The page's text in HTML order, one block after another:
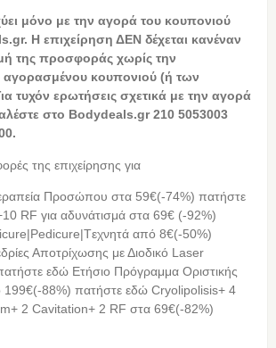
μόνο με την αγορά του κουπονιού
Η επιχείρηση ΔΕΝ δέχεται κανέναν
της προσφοράς χωρίς την
κουπονιού (ή των
τυχόν ερωτήσεις σχετικά με την αγορά
στο Bodydeals.gr 210 5053003
της επιχείρησης για
Προσώπου στα 59€(-74%) πατήστε
RF για αδυνάτισμά στα 69€ (-92%)
από 8€(-50%)
Αποτρίχωσης με Διοδικό Laser
εδώ Ετήσιο Πρόγραμμα Οριστικής
88%) πατήστε εδώ Cryolipolisis+ 4
2 Cavitation+ 2 RF στα 69€(-82%)